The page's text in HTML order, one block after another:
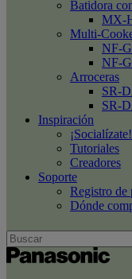
Batidora
MX-
Multi-
NF-
NF-
Arroceras
SR-
SR-
Inspiración
Tutoriales
Creadores
Soporte
Registro de
Dónde